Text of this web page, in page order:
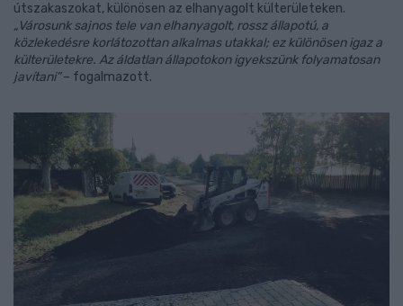
útszakaszokat, különösen az elhanyagolt külterületeken.
„Városunk sajnos tele van elhanyagolt, rossz állapotú, a
közlekedésre korlátozottan alkalmas utakkal; ez különösen igaz a
külterületekre. Az áldatlan állapotokon igyekszünk folyamatosan
javítani”– fogalmazott.